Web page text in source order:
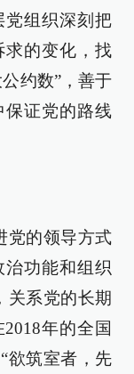
党组织深刻把
求的变化，找
约数”，善于
保证党的路线
党的领导方式
功能和组织
关系党的长期
年的全国
欲筑室者，先